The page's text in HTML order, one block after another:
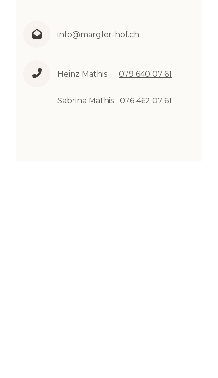
info@margler-hof.ch
Heinz Mathis 079 640 07 61
Sabrina Mathis 076 462 07 61